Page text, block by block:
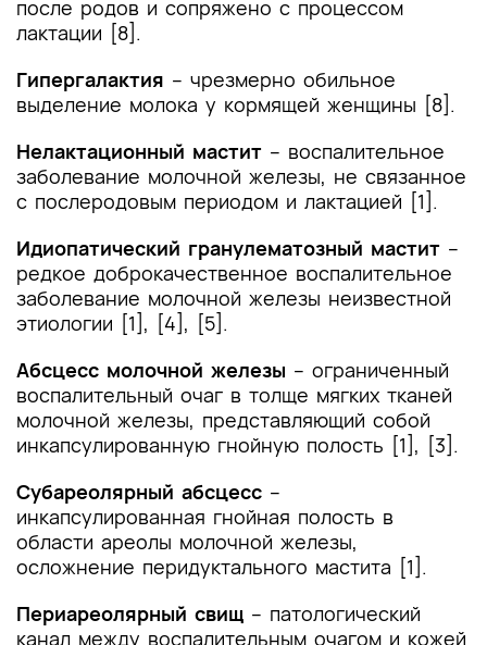
после родов и сопряжено с процессом
лактации [8].
Гипергалактия – чрезмерно обильное
выделение молока у кормящей женщины [8].
Нелактационный мастит – воспалительное
заболевание молочной железы, не связанное
с послеродовым периодом и лактацией [1].
Идиопатический гранулематозный мастит –
редкое доброкачественное воспалительное
заболевание молочной железы неизвестной
этиологии [1], [4], [5].
Абсцесс молочной железы – ограниченный
воспалительный очаг в толще мягких тканей
молочной железы, представляющий собой
инкапсулированную гнойную полость [1], [3].
Субареолярный абсцесс –
инкапсулированная гнойная полость в
области ареолы молочной железы,
осложнение перидуктального мастита [1].
Периареолярный свищ – патологический
канал между воспалительным очагом и кожей